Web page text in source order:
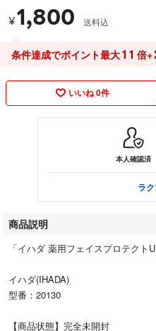
¥1,800 送料込
条件達成でポイント最大11 倍+
いいね 0件
本人確認済
ラ
商品説明
「イハダ 薬用フェイスプロテクト
イハダ(IHADA)
型番：20130
【商品状態】完全未開封